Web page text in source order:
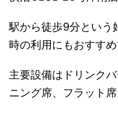
駅から徒歩9分という
時の利用にもおすすめ
主要設備はドリンク
ニング席、フラット